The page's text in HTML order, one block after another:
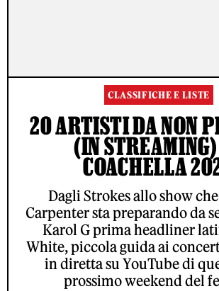
CLASSIFICHE E LISTE
20 ARTISTI DA NON
(IN
COACHELLA
Dagli Strokes allo show
Carpenter sta preparando da
Karol G prima headliner
White, piccola guida ai
in diretta su YouTube di
prossimo weekend del